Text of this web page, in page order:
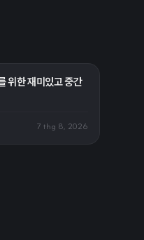
위한 재미있고 중간
7 thg 8, 2026